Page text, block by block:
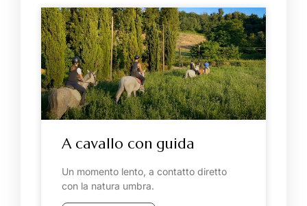
A cavallo con guida
Un momento lento, a contatto diretto
con la natura umbra.